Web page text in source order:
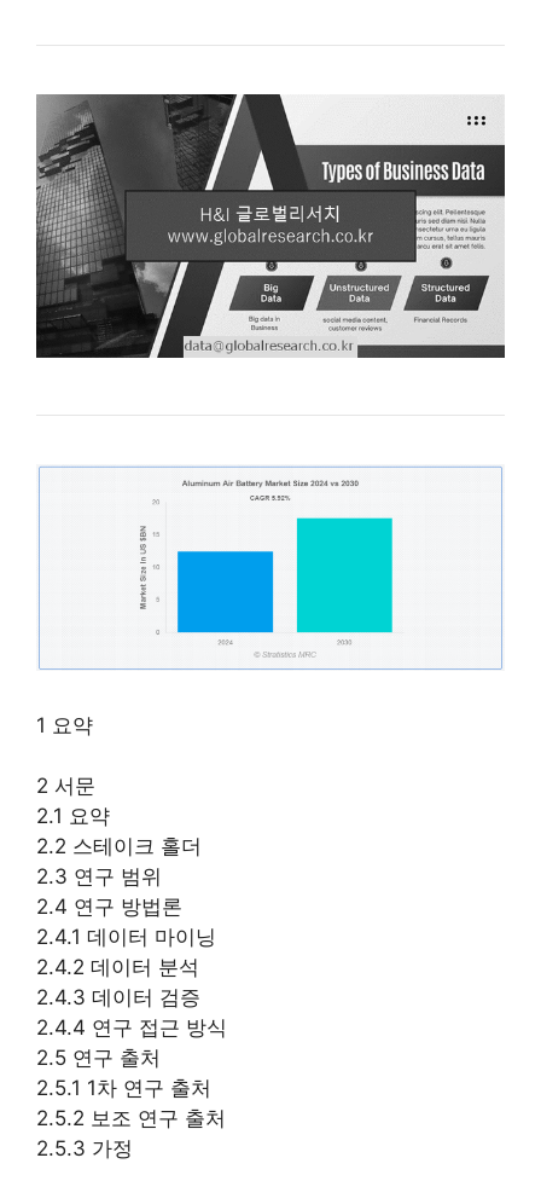
1 요약
2 서문
2.1 요약
2.2 스테이크 홀더
2.3 연구 범위
2.4 연구 방법론
2.4.1 데이터 마이닝
2.4.2 데이터 분석
2.4.3 데이터 검증
2.4.4 연구 접근 방식
2.5 연구 출처
2.5.1 1차 연구 출처
2.5.2 보조 연구 출처
2.5.3 가정